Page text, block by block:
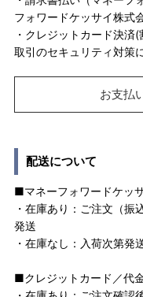
フォワードケッサイ株式
・クレジットカード決済
取引のセキュリティ対策
お支払
配送について
■マネーフォワードケッ
・在庫あり：ご注文（振
発送
・在庫なし：入荷次第発
■クレジットカード／代